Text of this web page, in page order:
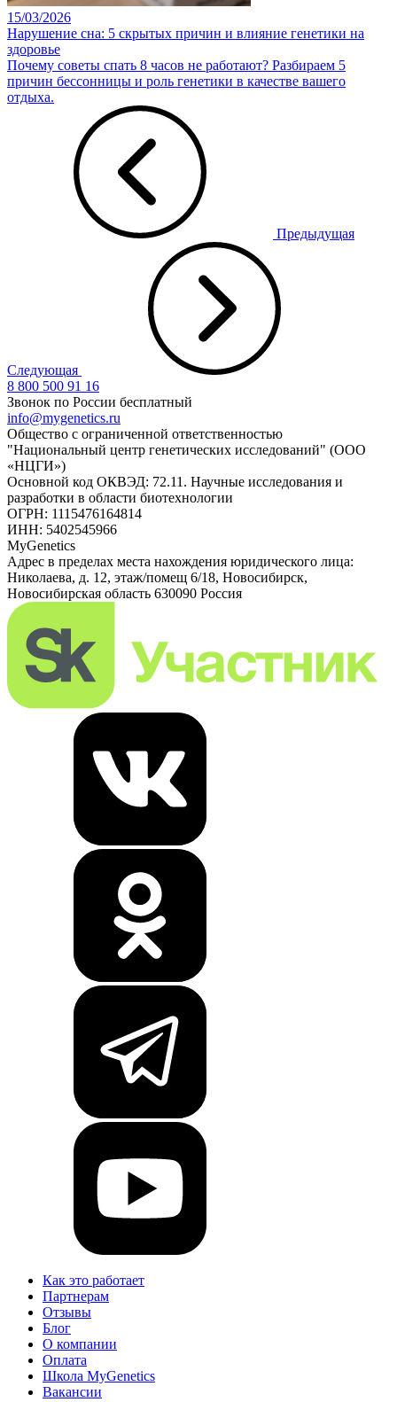
15/03/2026
Нарушение сна: 5 скрытых причин и влияние генетики на
здоровье
Почему советы спать 8 часов не работают? Разбираем 5
причин бессонницы и роль генетики в качестве вашего
отдыха.
Предыдущая
Следующая
8 800 500 91 16
Звонок по России бесплатный
info@mygenetics.ru
Общество с ограниченной ответственностью
"Национальный центр генетических исследований" (ООО
«НЦГИ»)
Основной код ОКВЭД: 72.11. Научные исследования и
разработки в области биотехнологии
ОГРН: 1115476164814
ИНН: 5402545966
MyGenetics
Адрес в пределах места нахождения юридического лица:
Николаева, д. 12, этаж/помещ 6/18, Новосибирск,
Новосибирская область 630090 Россия
Как это работает
Партнерам
Отзывы
Блог
О компании
Оплата
Школа MyGenetics
Вакансии